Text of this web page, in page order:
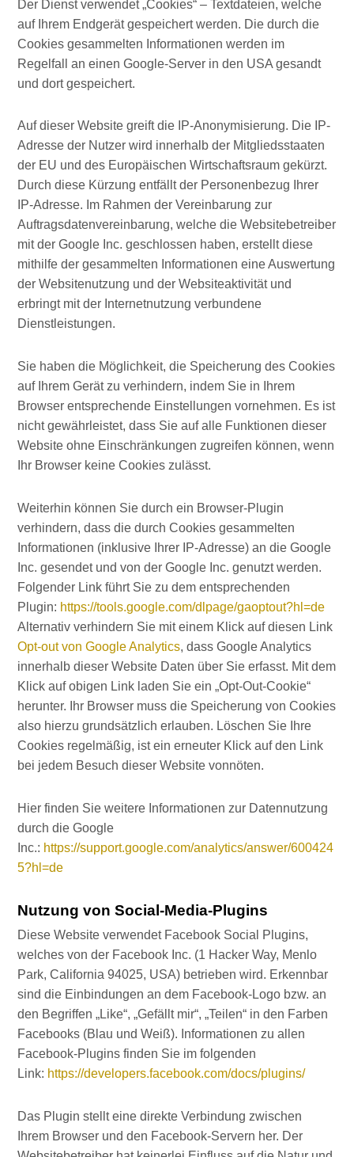
Der Dienst verwendet „Cookies“ – Textdateien, welche
auf Ihrem Endgerät gespeichert werden. Die durch die
Cookies gesammelten Informationen werden im
Regelfall an einen Google-Server in den USA gesandt
und dort gespeichert.
Auf dieser Website greift die IP-Anonymisierung. Die IP-
Adresse der Nutzer wird innerhalb der Mitgliedsstaaten
der EU und des Europäischen Wirtschaftsraum gekürzt.
Durch diese Kürzung entfällt der Personenbezug Ihrer
IP-Adresse. Im Rahmen der Vereinbarung zur
Auftragsdatenvereinbarung, welche die Websitebetreiber
mit der Google Inc. geschlossen haben, erstellt diese
mithilfe der gesammelten Informationen eine Auswertung
der Websitenutzung und der Websiteaktivität und
erbringt mit der Internetnutzung verbundene
Dienstleistungen.
Sie haben die Möglichkeit, die Speicherung des Cookies
auf Ihrem Gerät zu verhindern, indem Sie in Ihrem
Browser entsprechende Einstellungen vornehmen. Es ist
nicht gewährleistet, dass Sie auf alle Funktionen dieser
Website ohne Einschränkungen zugreifen können, wenn
Ihr Browser keine Cookies zulässt.
Weiterhin können Sie durch ein Browser-Plugin
verhindern, dass die durch Cookies gesammelten
Informationen (inklusive Ihrer IP-Adresse) an die Google
Inc. gesendet und von der Google Inc. genutzt werden.
Folgender Link führt Sie zu dem entsprechenden
Plugin: https://tools.google.com/dlpage/gaoptout?hl=de
Alternativ verhindern Sie mit einem Klick auf diesen Link
Opt-out von Google Analytics, dass Google Analytics
innerhalb dieser Website Daten über Sie erfasst. Mit dem
Klick auf obigen Link laden Sie ein „Opt-Out-Cookie“
herunter. Ihr Browser muss die Speicherung von Cookies
also hierzu grundsätzlich erlauben. Löschen Sie Ihre
Cookies regelmäßig, ist ein erneuter Klick auf den Link
bei jedem Besuch dieser Website vonnöten.
Hier finden Sie weitere Informationen zur Datennutzung
durch die Google
Inc.: https://support.google.com/analytics/answer/600424
5?hl=de
Nutzung von Social-Media-Plugins
Diese Website verwendet Facebook Social Plugins,
welches von der Facebook Inc. (1 Hacker Way, Menlo
Park, California 94025, USA) betrieben wird. Erkennbar
sind die Einbindungen an dem Facebook-Logo bzw. an
den Begriffen „Like“, „Gefällt mir“, „Teilen“ in den Farben
Facebooks (Blau und Weiß). Informationen zu allen
Facebook-Plugins finden Sie im folgenden
Link: https://developers.facebook.com/docs/plugins/
Das Plugin stellt eine direkte Verbindung zwischen
Ihrem Browser und den Facebook-Servern her. Der